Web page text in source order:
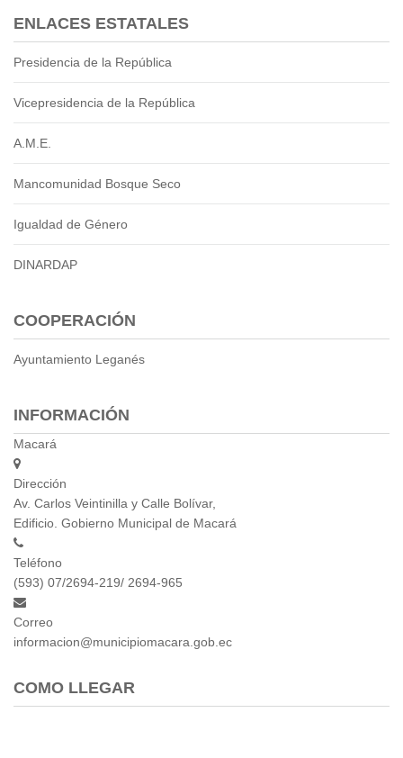
ENLACES ESTATALES
Presidencia de la República
Vicepresidencia de la República
A.M.E.
Mancomunidad Bosque Seco
Igualdad de Género
DINARDAP
COOPERACIÓN
Ayuntamiento Leganés
INFORMACIÓN
Macará
Dirección
Av. Carlos Veintinilla y Calle Bolívar,
Edificio. Gobierno Municipal de Macará
Teléfono
(593) 07/2694-219/ 2694-965
Correo
informacion@municipiomacara.gob.ec
COMO LLEGAR